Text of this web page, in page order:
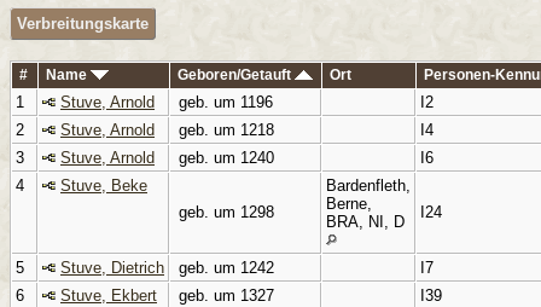
Verbreitungskarte
# Name Geboren/Getauft Ort Personen-
1 Stuve, Arnold geb. um 1196
I2
2
Stuve, Arnold geb. um 1218
I4
3
Stuve, Arnold geb. um 1240
I6
4
Stuve, Beke
geb. um 1298
Bardenfleth,
Berne,
BRA, NI, D
I24
5 Stuve, Dietrich geb. um 1242
I7
6
Stuve, Ekbert geb. um 1327
I39